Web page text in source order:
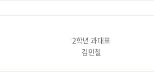
2학년 과대표
김민철